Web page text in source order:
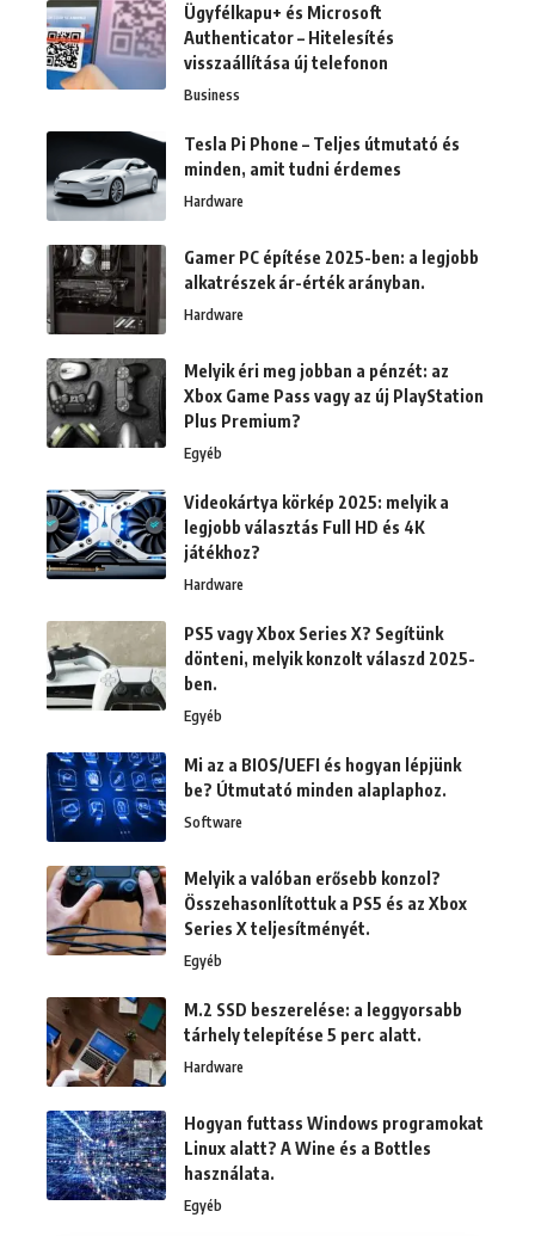
Ügyfélkapu+ és Microsoft
Authenticator – Hitelesítés
visszaállítása új telefonon
Business
Tesla Pi Phone – Teljes útmutató és
minden, amit tudni érdemes
Hardware
Gamer PC építése 2025-ben: a legjobb
alkatrészek ár-érték arányban.
Hardware
Melyik éri meg jobban a pénzét: az
Xbox Game Pass vagy az új PlayStation
Plus Premium?
Egyéb
Videokártya körkép 2025: melyik a
legjobb választás Full HD és 4K
játékhoz?
Hardware
PS5 vagy Xbox Series X? Segítünk
dönteni, melyik konzolt válaszd 2025-
ben.
Egyéb
Mi az a BIOS/UEFI és hogyan lépjünk
be? Útmutató minden alaplaphoz.
Software
Melyik a valóban erősebb konzol?
Összehasonlítottuk a PS5 és az Xbox
Series X teljesítményét.
Egyéb
M.2 SSD beszerelése: a leggyorsabb
tárhely telepítése 5 perc alatt.
Hardware
Hogyan futtass Windows programokat
Linux alatt? A Wine és a Bottles
használata.
Egyéb